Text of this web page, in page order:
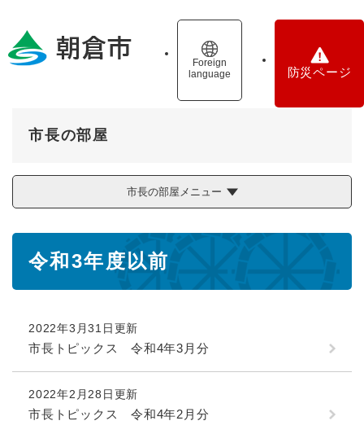
の
Foreign
language
防災ページ
市長の部屋
市長の部屋メニュー
令和3年度以前
2022年3月31日更新
市長トピックス 令和4年3月分
2022年2月28日更新
市長トピックス 令和4年2月分